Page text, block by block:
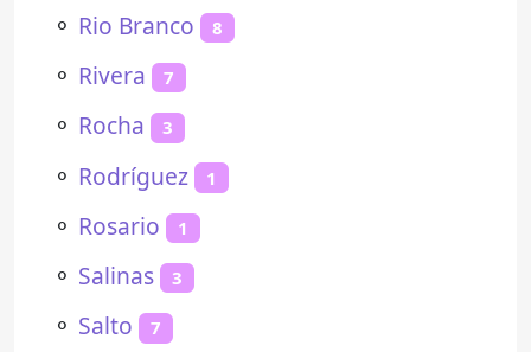
⚬ Rio Branco 8
⚬ Rivera 7
⚬ Rocha 3
⚬ Rodríguez 1
⚬ Rosario 1
⚬ Salinas 3
⚬ Salto 7